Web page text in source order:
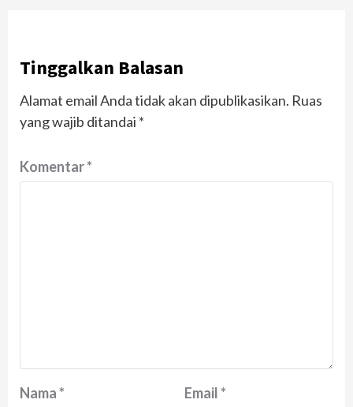
Tinggalkan Balasan
Alamat email Anda tidak akan dipublikasikan. Ruas
yang wajib ditandai *
Komentar*
Nama* Email*